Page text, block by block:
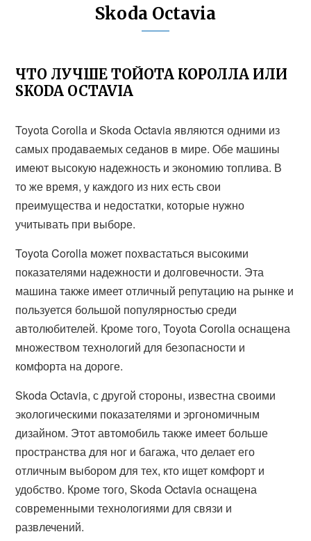
Skoda Octavia
ЧТО ЛУЧШЕ ТОЙОТА КОРОЛЛА ИЛИ
SKODA OCTAVIA
Toyota Corolla и Skoda Octavia являются одними из
самых продаваемых седанов в мире. Обе машины
имеют высокую надежность и экономию топлива. В
то же время, у каждого из них есть свои
преимущества и недостатки, которые нужно
учитывать при выборе.
Toyota Corolla может похвастаться высокими
показателями надежности и долговечности. Эта
машина также имеет отличный репутацию на рынке и
пользуется большой популярностью среди
автолюбителей. Кроме того, Toyota Corolla оснащена
множеством технологий для безопасности и
комфорта на дороге.
Skoda Octavia, с другой стороны, известна своими
экологическими показателями и эргономичным
дизайном. Этот автомобиль также имеет больше
пространства для ног и багажа, что делает его
отличным выбором для тех, кто ищет комфорт и
удобство. Кроме того, Skoda Octavia оснащена
современными технологиями для связи и
развлечений.